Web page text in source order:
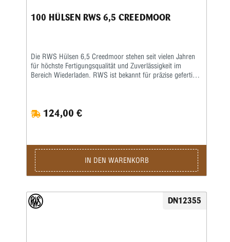
100 HÜLSEN RWS 6,5 CREEDMOOR
Die RWS Hülsen 6,5 Creedmoor stehen seit vielen Jahren
für höchste Fertigungsqualität und Zuverlässigkeit im
Bereich Wiederladen. RWS ist bekannt für präzise gefertigte
Materialstärke, die exakte Maßhaltigkeit und die hochwertige
Verarbeitung dieser Hülsen. Die RWS Hülsen 6,5
Qualitätskontrollen. Dadurch entsteht eine besonders
gleichmäßige Hülsengeometrie, die eine zuverlässige
Zündung sowie konstante Schussleistungen ermöglicht.
Gleichzeitig sorgt das robuste Material dafür, dass die
entscheidender Vorteil für Wiederlader, die Wert auf
Präzision und Wirtschaftlichkeit legen. Durch die präzise
124,00 €
IN DEN WARENKORB
DN12355